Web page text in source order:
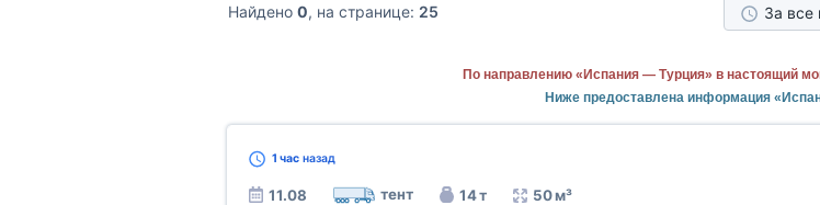
Найдено 0, на странице: 25 За все
По направлению «Испания — Турция» в настоящий
Ниже предоставлена информация
1 часназад
11.08 тент 14 т 50 м³